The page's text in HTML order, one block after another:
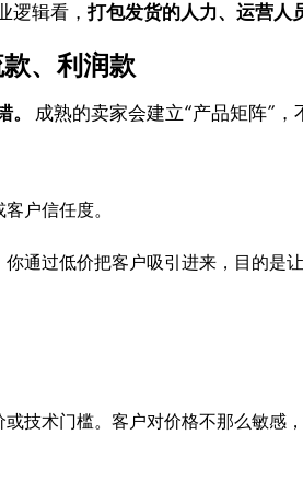
逻辑看，打包发货的人力、运营人
、利润款
。 成熟的卖家会建立“产品矩阵”，
户信任度。
通过低价把客户吸引进来，目的是
技术门槛。客户对价格不那么敏感